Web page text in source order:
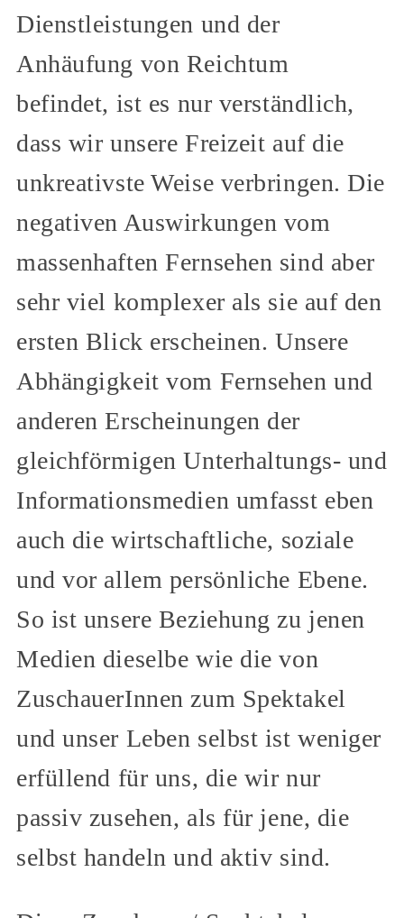
Dienstleistungen und der
Anhäufung von Reichtum
befindet, ist es nur verständlich,
dass wir unsere Freizeit auf die
unkreativste Weise verbringen. Die
negativen Auswirkungen vom
massenhaften Fernsehen sind aber
sehr viel komplexer als sie auf den
ersten Blick erscheinen. Unsere
Abhängigkeit vom Fernsehen und
anderen Erscheinungen der
gleichförmigen Unterhaltungs- und
Informationsmedien umfasst eben
auch die wirtschaftliche, soziale
und vor allem persönliche Ebene.
So ist unsere Beziehung zu jenen
Medien dieselbe wie die von
ZuschauerInnen zum Spektakel
und unser Leben selbst ist weniger
erfüllend für uns, die wir nur
passiv zusehen, als für jene, die
selbst handeln und aktiv sind.